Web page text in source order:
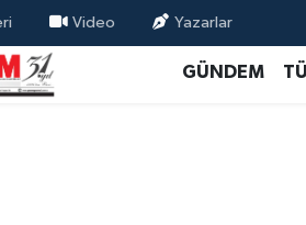
Video Yazarlar
GÜNDEM